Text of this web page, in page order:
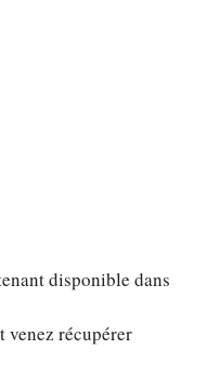
disponible dans
venez récupérer